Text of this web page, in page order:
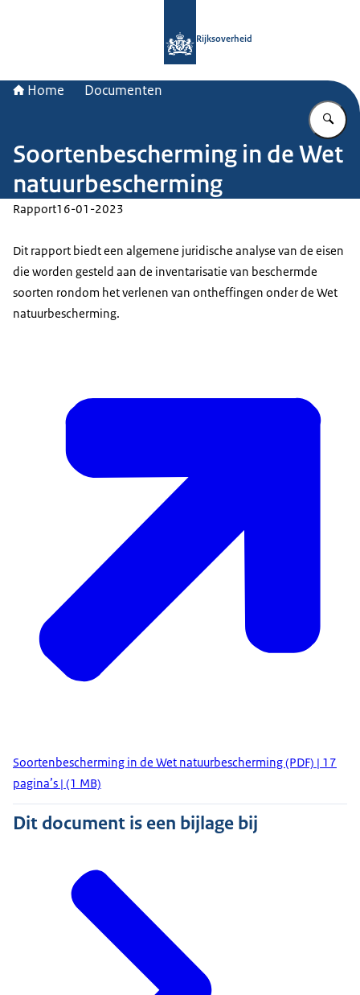
Rijksoverheid
Home Documenten
Soortenbescherming in de Wet
natuurbescherming
Rapport16-01-2023
Dit rapport biedt een algemene juridische analyse van de eisen
die worden gesteld aan de inventarisatie van beschermde
soorten rondom het verlenen van ontheffingen onder de Wet
natuurbescherming.
Soortenbescherming in de Wet natuurbescherming (PDF) | 17
pagina’s | (1 MB)
Dit document is een bijlage bij